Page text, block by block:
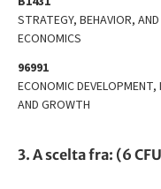
STRATEGY, BEHAVIOR,
ECONOMICS
96991
ECONOMIC DEVELOPMENT,
AND GROWTH
3. A scelta fra: (6